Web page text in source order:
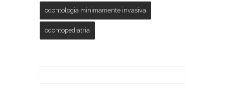
odontologia minimamente invasiva
odontopediatria